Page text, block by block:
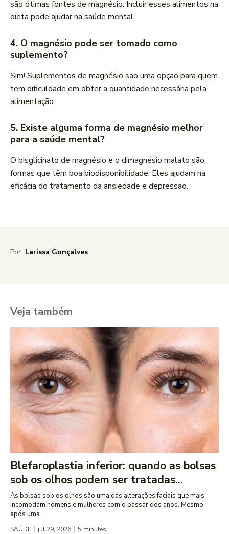
são ótimas fontes de magnésio. Incluir esses alimentos na
dieta pode ajudar na saúde mental.
4. O magnésio pode ser tomado como
suplemento?
Sim! Suplementos de magnésio são uma opção para quem
tem dificuldade em obter a quantidade necessária pela
alimentação.
5. Existe alguma forma de magnésio melhor
para a saúde mental?
O bisglicinato de magnésio e o dimagnésio malato são
formas que têm boa biodisponibilidade. Eles ajudam na
eficácia do tratamento da ansiedade e depressão.
Por: Larissa Gonçalves
Veja também
Blefaroplastia inferior: quando as bolsas
sob os olhos podem ser tratadas...
As bolsas sob os olhos são uma das alterações faciais que mais
incomodam homens e mulheres com o passar dos anos. Mesmo
após uma...
SAÚDE jul 29, 2026 5 minutes